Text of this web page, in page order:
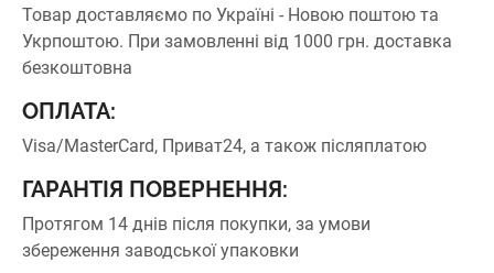
Товар доставляємо по Україні - Новою поштою та
Укрпоштою. При замовленні від 1000 грн. доставка
безкоштовна
ОПЛАТА:
Visa/MasterCard, Приват24, а також післяплатою
ГАРАНТІЯ ПОВЕРНЕННЯ:
Протягом 14 днів після покупки, за умови
збереження заводської упаковки